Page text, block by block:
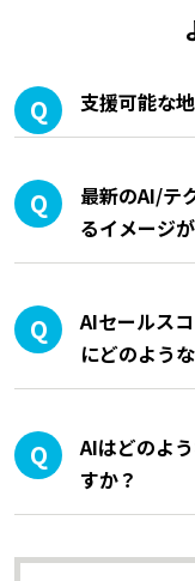
支援可能な
最新のAI/テ
るイメージ
AIセールス
にどのよう
AIはどのよ
すか？